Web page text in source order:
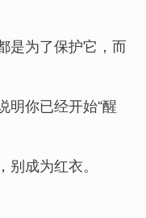
是为了保护它，而
你已经开始“醒
成为红衣。